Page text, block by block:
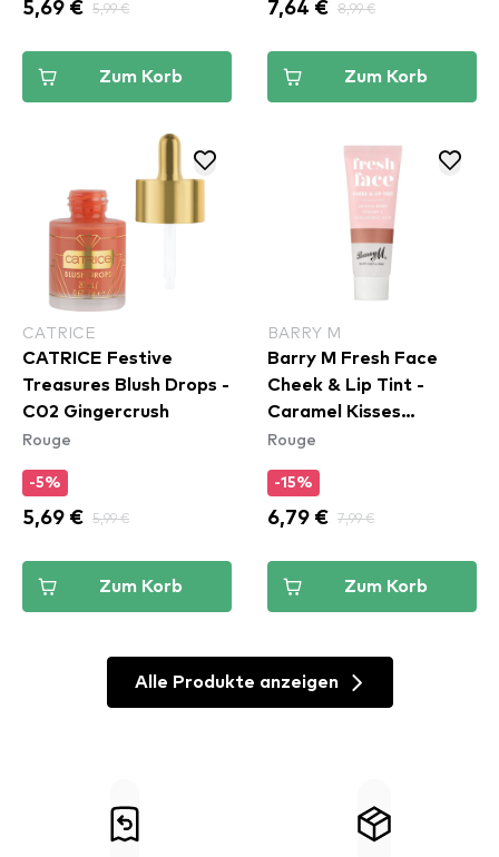
5,69 € 5,99 €
Zum Korb
7,64 € 8,99 €
Zum Korb
CATRICE
CATRICE Festive
Treasures Blush Drops -
C02 Gingercrush
Rouge
-5%
5,69 € 5,99 €
Zum Korb
BARRY M
Barry M Fresh Face
Cheek & Lip Tint -
Caramel Kisses
(FFCLT4)
Rouge
-15%
6,79 € 7,99 €
Zum Korb
Alle Produkte anzeigen